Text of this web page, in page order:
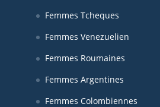
Femmes Tcheques
Femmes Venezuelien
Femmes Roumaines
Femmes Argentines
Femmes Colombiennes